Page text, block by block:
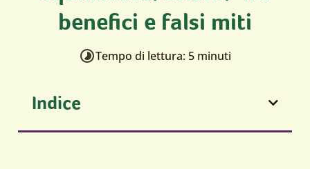
benefici e falsi miti
Tempo di lettura: 5 minuti
Indice